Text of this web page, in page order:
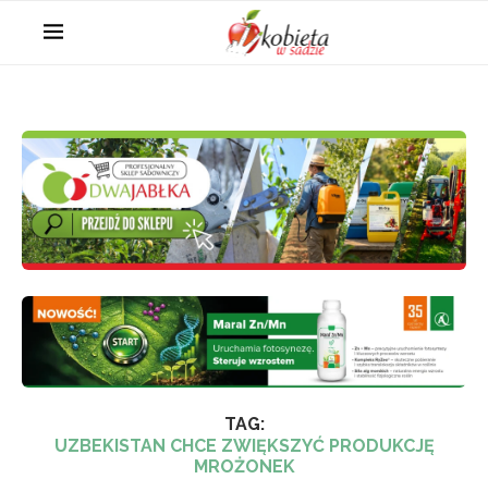
TAG:
UZBEKISTAN CHCE ZWIĘKSZYĆ PRODUKCJĘ
MROŻONEK